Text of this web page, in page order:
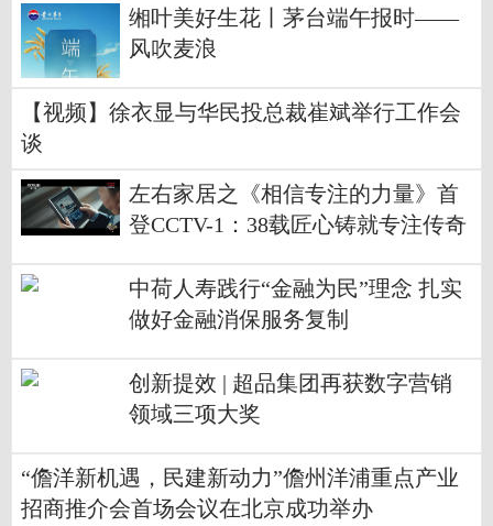
缃叶美好生花丨茅台端午报时——
风吹麦浪
【视频】徐衣显与华民投总裁崔斌举行工作会
谈
左右家居之《相信专注的力量》首
登CCTV-1：38载匠心铸就专注传奇
中荷人寿践行“金融为民”理念 扎实
做好金融消保服务复制
创新提效 | 超品集团再获数字营销
领域三项大奖
“儋洋新机遇，民建新动力”儋州洋浦重点产业
招商推介会首场会议在北京成功举办